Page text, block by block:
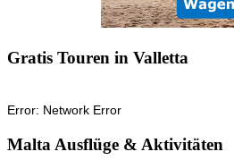
Gratis Touren in Valletta
Malta Ausflüge & Aktivitäten